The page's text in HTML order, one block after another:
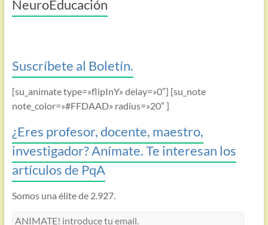
NeuroEducación
Suscríbete al Boletín.
[su_animate type=»flipInY» delay=»0″] [su_note
note_color=»#FFDAAD» radius=»20″ ]
¿Eres profesor, docente, maestro,
investigador? Anímate. Te interesan los
artículos de PqA
Somos una élite de 2.927.
ANIMATE!